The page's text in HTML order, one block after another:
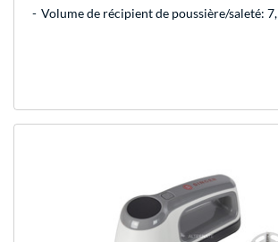
Volume de récipient de poussière/saleté: